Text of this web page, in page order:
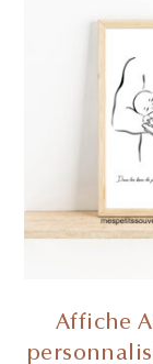
Affiche